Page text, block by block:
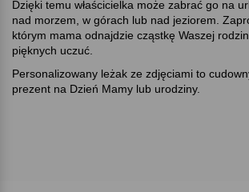
Dzięki temu właścicielka może zabrać go na
nad morzem, w górach lub nad jeziorem.
którym mama odnajdzie cząstkę Waszej
pięknych uczuć.
Personalizowany leżak ze zdjęciami to
prezent na Dzień Mamy lub urodziny.